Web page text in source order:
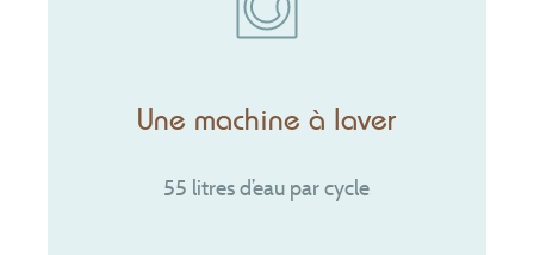
Une machine à laver
55 litres d’eau par cycle